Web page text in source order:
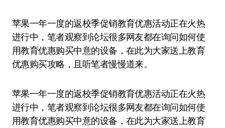
苹果一年一度的返校季促销教育优惠活动正在火热
进行中，笔者观察到论坛很多网友都在询问如何使
用教育优惠购买中意的设备，在此为大家送上教育
优惠购买攻略，且听笔者慢慢道来。
苹果一年一度的返校季促销教育优惠活动正在火热
进行中，笔者观察到论坛很多网友都在询问如何使
用教育优惠购买中意的设备，在此为大家送上教育